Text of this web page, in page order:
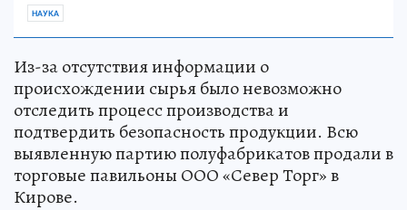
НАУКА
Из-за отсутствия информации о
происхождении сырья было невозможно
отследить процесс производства и
подтвердить безопасность продукции. Всю
выявленную партию полуфабрикатов продали в
торговые павильоны ООО «Север Торг» в
Кирове.